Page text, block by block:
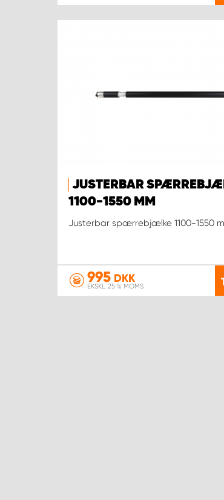
JUSTERBAR
1100-1550 MM
Justerbar spærrebjælke 1100-1550
995 DKK
EKSKL. 25 % MOMS